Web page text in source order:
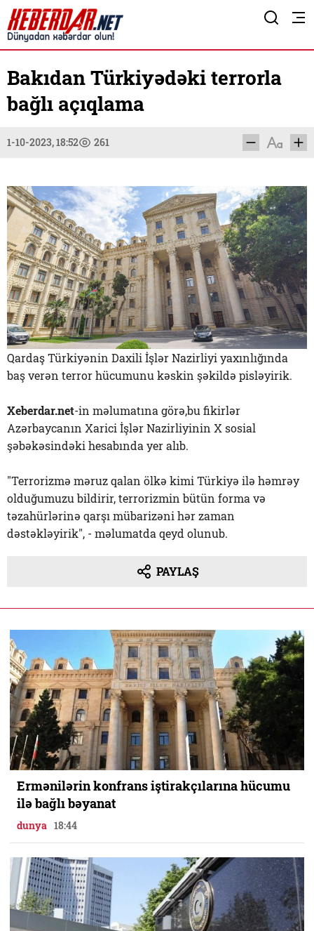
Bakıdan Türkiyədəki terrorla
bağlı açıqlama
1-10-2023, 18:52 261
Qardaş Türkiyənin Daxili İşlər Nazirliyi yaxınlığında
baş verən terror hücumunu kəskin şəkildə pisləyirik.
Xeberdar.net-in məlumatına görə,bu fikirlər
Azərbaycanın Xarici İşlər Nazirliyinin X sosial
şəbəkəsindəki hesabında yer alıb.
"Terrorizmə məruz qalan ölkə kimi Türkiyə ilə həmrəy
olduğumuzu bildirir, terrorizmin bütün forma və
təzahürlərinə qarşı mübarizəni hər zaman
dəstəkləyirik", - məlumatda qeyd olunub.
PAYLAŞ
Ermənilərin konfrans iştirakçılarına hücumu
ilə bağlı bəyanat
dunya 18:44